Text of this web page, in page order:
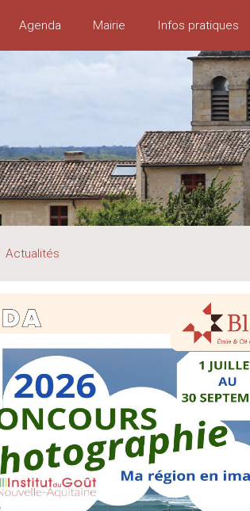
Agenda Mairie Infos pratiques
Actualités